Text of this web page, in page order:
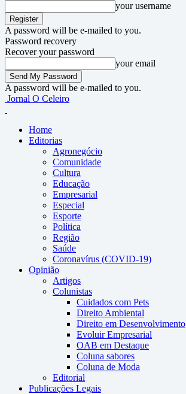
your username
A password will be e-mailed to you.
Password recovery
Recover your password
your email
A password will be e-mailed to you.
Jornal O Celeiro
Home
Editorias
Agronegócio
Comunidade
Cultura
Educação
Empresarial
Especial
Esporte
Política
Região
Saúde
Coronavírus (COVID-19)
Opinião
Artigos
Colunistas
Cuidados com Pets
Direito Ambiental
Direito em Desenvolvimento
Evoluir Empresarial
OAB em Destaque
Coluna sabores
Coluna de Moda
Editorial
Publicações Legais